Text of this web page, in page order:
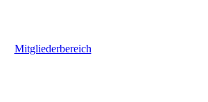
Mitgliederbereich